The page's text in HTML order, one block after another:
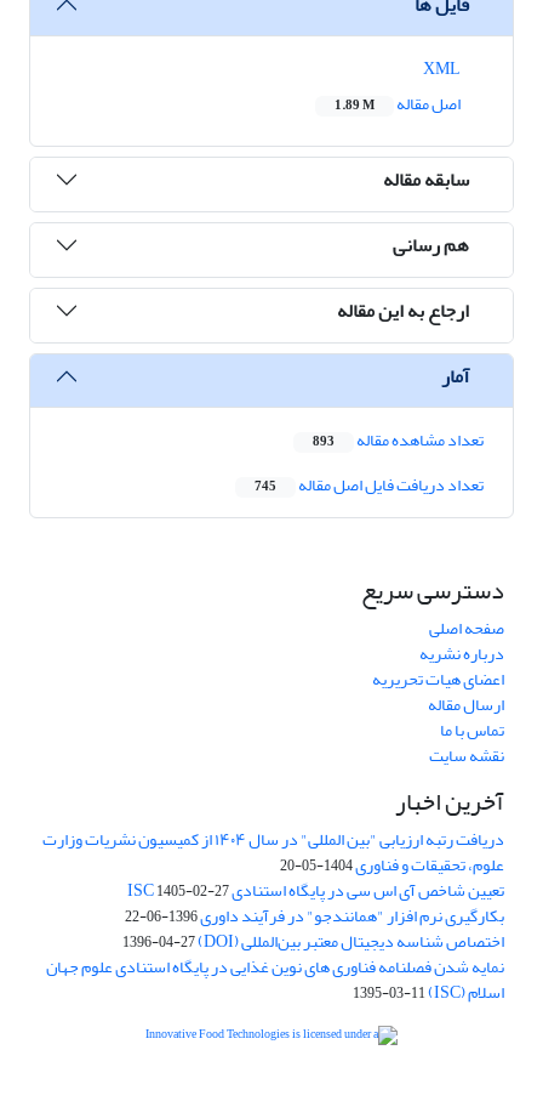
اصل مقاله
1.89 M
سابقه مقاله
هم رسانی
ارجاع به این مقاله
آمار
تعداد مشاهده مقاله 893
تعداد دریافت فایل اصل مقاله 745
دسترسی سریع
صفحه اصلی
درباره نشریه
اعضای هیات تحریریه
ارسال مقاله
تماس با ما
نقشه سایت
آخرین اخبار
دریافت رتبه ارزیابی "بین المللی" در سال ۱۴۰۴ از کمیسیون نشریات وزارت
علوم، تحقیقات و فناوری1404-05-20
تعیین شاخص آی اس سی در پایگاه استنادی ISC1405-02-27
بکارگیری نرم افزار "همانندجو" در فرآیند داوری1396-06-22
اختصاص شناسه دیجیتال معتبر بین‌المللی (DOI) 1396-04-27
نمایه شدن فصلنامه فناوری های نوین غذایی در پایگاه استنادی علوم جهان
اسلام (ISC) 1395-03-11